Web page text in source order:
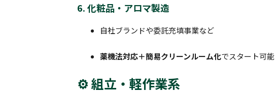
6. 化粧品・アロマ製造
自社ブランドや委託充填事業など
薬機法対応＋簡易クリーンルーム化でスタート可能
⚙️ 組立・軽作業系